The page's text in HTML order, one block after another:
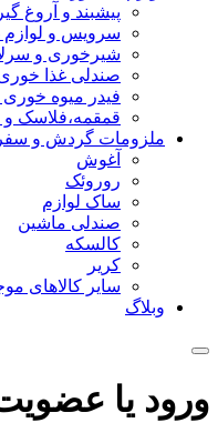
پیشبند و آروغ گیر
سرویس و لوازم
شیرخوری و
صندلی غذا
فیدر میوه
قمقمه،فلاسک و
ملزومات گردش و سفر
آغوش
روروئک
ساک لوازم
صندلی ماشین
کالسکه
کریر
سایر کالاهای
وبلاگ
ورود یا